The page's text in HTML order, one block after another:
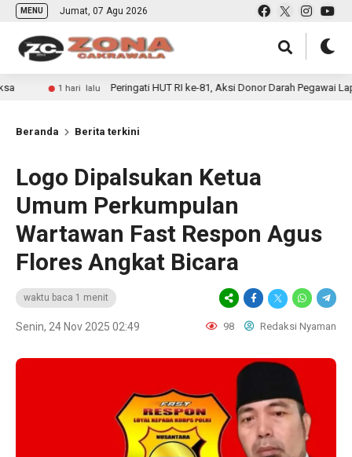
MENU Jumat, 07 Agu 2026
1 hari lalu Peringati HUT RI ke-81, Aksi Donor Darah Pegawai Lapas
Beranda Berita terkini
Logo Dipalsukan Ketua
Umum Perkumpulan
Wartawan Fast Respon Agus
Flores Angkat Bicara
waktu baca 1 menit
Senin, 24 Nov 2025 02:49 98 Redaksi Nyaman